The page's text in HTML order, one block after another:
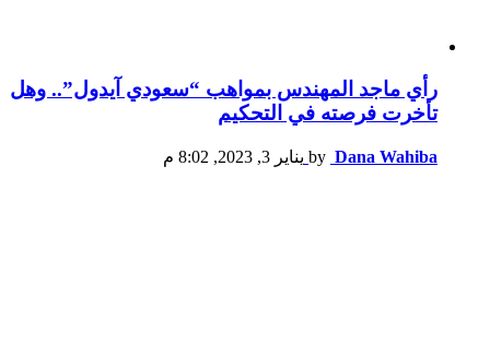
رأي ماجد المهندس بمواهب “سعودي آيدول”.. وهل
تأخرت فرصته في التحكيم
by Dana Wahiba يناير 3, 2023, 8:02 م